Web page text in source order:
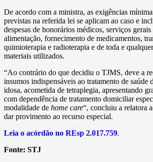
De acordo com a ministra, as exigências
previstas na referida lei se aplicam ao caso e
despesas de honorários médicos, serviços
alimentação, fornecimento de medicamentos,
quimioterapia e radioterapia e de toda e
materiais utilizados.
“Ao contrário do que decidiu o TJMS, deve a
insumos indispensáveis ao tratamento de saúde
idosa, acometida de tetraplegia, apresentando
com dependência de tratamento domiciliar
modalidade de home care“, concluiu a relatora
dar provimento ao recurso especial.
Leia o acórdão no REsp 2.017.759.
Fonte: STJ